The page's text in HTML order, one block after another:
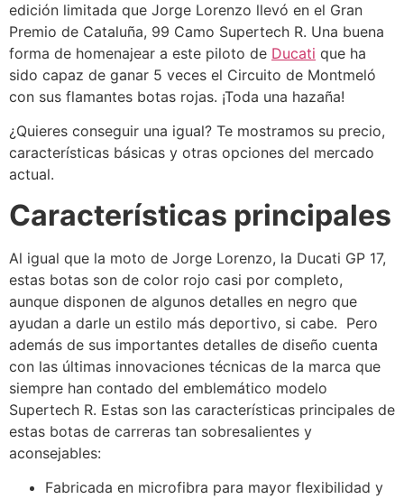
edición limitada que Jorge Lorenzo llevó en el Gran
Premio de Cataluña, 99 Camo Supertech R. Una buena
forma de homenajear a este piloto de Ducati que ha
sido capaz de ganar 5 veces el Circuito de Montmeló
con sus flamantes botas rojas. ¡Toda una hazaña!
¿Quieres conseguir una igual? Te mostramos su precio,
características básicas y otras opciones del mercado
actual.
Características principales
Al igual que la moto de Jorge Lorenzo, la Ducati GP 17,
estas botas son de color rojo casi por completo,
aunque disponen de algunos detalles en negro que
ayudan a darle un estilo más deportivo, si cabe. Pero
además de sus importantes detalles de diseño cuenta
con las últimas innovaciones técnicas de la marca que
siempre han contado del emblemático modelo
Supertech R. Estas son las características principales de
estas botas de carreras tan sobresalientes y
aconsejables:
Fabricada en microfibra para mayor flexibilidad y